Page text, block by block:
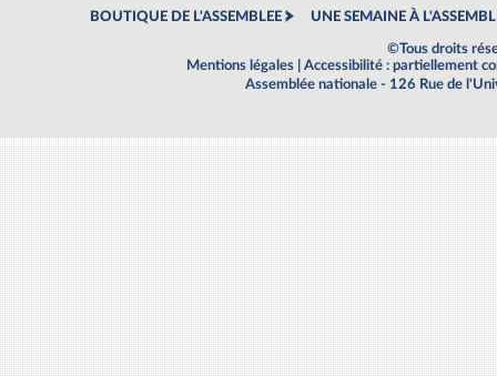
BOUTIQUE DE L'ASSEMBLEE UNE SEMAINE À
©Tous droits
Mentions légales
Accessibilité : partiellement
Assemblée nationale - 126 Rue de